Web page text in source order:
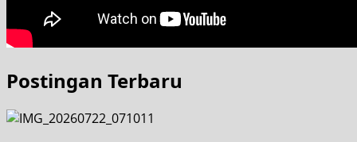
Postingan Terbaru